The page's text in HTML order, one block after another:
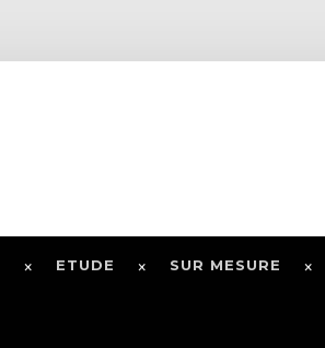
ETUDE SUR MESURE